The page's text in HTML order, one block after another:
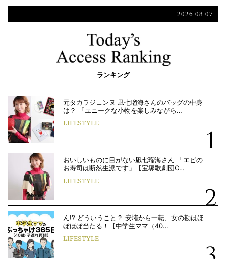
2026.08.07
ランキング
元タカラジェンヌ 凪七瑠海さんのバッグの中身
は？ 「ユニークな小物を楽しみながら…
LIFESTYLE
おいしいものに目がない凪七瑠海さん 「エビの
お寿司は断然生派です」【宝塚歌劇団O…
LIFESTYLE
ん!? どういうこと？ 安堵から一転、女の勘はほ
ぼほぼ当たる！【中学生ママ（40…
LIFESTYLE